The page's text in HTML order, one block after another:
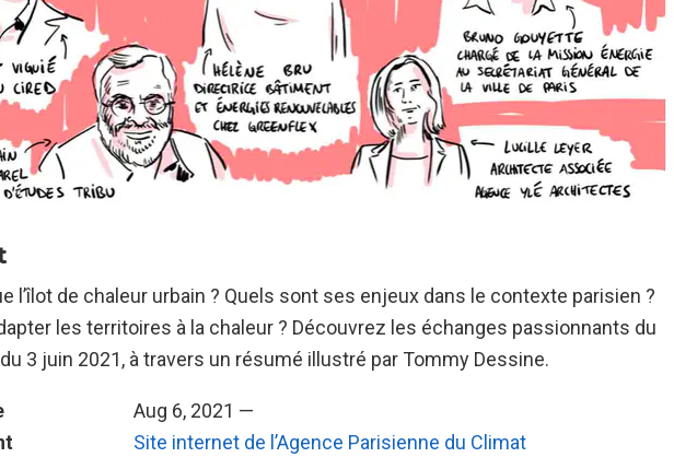
l’îlot de chaleur urbain ? Quels sont ses enjeux dans le contexte parisien ?
les territoires à la chaleur ? Découvrez les échanges passionnants du
3 juin 2021, à travers un résumé illustré par Tommy Dessine.
Aug 6, 2021 —
Site internet de l’Agence Parisienne du Climat